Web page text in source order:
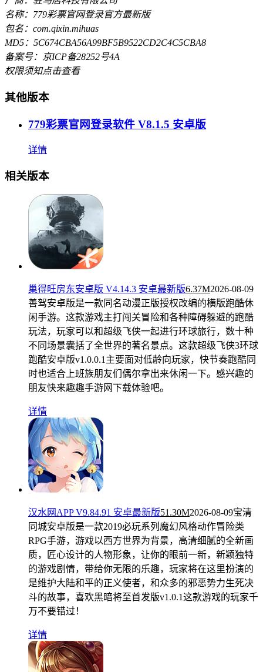
名称：779彩票官网登录官方最新版
包名：com.qixin.mihuas
MD5：5C674CBA56A99BF5B9522CD2C4C5CBA8
备案号：京ICP备28252号4A
权限须知点击查看
其他版本
779彩票官网登录软件 V8.1.5 安卓版
详情
相关版本
巢得旺房东安卓版 V4.14.3 安卓最新版6.37M2026-08-09
善驾安卓版是一款同名动漫正版授权改编的横版跑酷休
闲手游。这款游戏主打闯关冒险和各种障碍躲避的跑酷
玩法，玩家可以和超级飞侠一起进行环球旅行，数十种
不同场景囊括了全世界的著名景点。这款超级飞侠3环球
跑酷安卓版v1.0.0.1主要面对低龄向玩家，快节奏跑酷同
时也适合上班族朋友们偶尔拿出来休闲一下。感兴趣的
朋友快来趣趣手游网下载体验吧。
详情
汉水网APP V9.84.91 安卓最新版51.30M2026-08-09宝清
同城安卓版是一款2019必玩系列魔幻风格动作冒险类
RPG手游，游戏以西方世界为背景，高清细腻的全新画
质，匠心设计的人物形象，让你的眼前一新，新颖独特
的游戏剧情，带给你无限的乐趣，玩家将在这里扮演的
是维护大陆和平的正义使者，和众多的邪恶势力生死决
斗的故事，喜欢黑暗将至首发版v1.0.1这款游戏的玩家千
万不要错过！
详情